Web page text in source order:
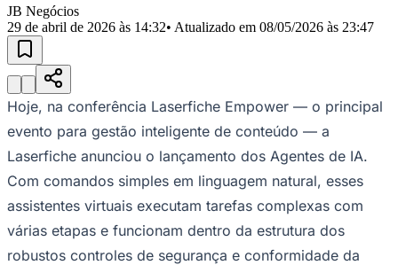
JubranBelval
VistaCalifórniaCarapicuíbaCentroChácaras MarcoCidades da
Região
Militar
Califórnia Jardim dos Altos
Esperança Jardim Graziela
JulioJardim LíbanoJardim Maria CristinaJardim Maria HelenaJardim
Mutinga
Jardim Reginalice
Jardim São
LuísJardim São PedroJardim São SilvestreJardim SilveiraJardim
TupãJardim TupanciMutingaNova AldeinhaOsascoParque dos
Parque Santa Luzia Parque Viana
do Bom JesusRecanto PhrynéaSantana de
ParnaíbaSilveiraTamboréVale do SolVila BarrosVila Boa VistaVila
do CondeVila Engenho NovoVila MárciaVila Nossa Sra. da
Escada Vila PortoVotupoca
Para Sua Empresa
JB Negócios
29 de abril de 2026 às 14:32• Atualizado em 08/05/2026 às 23:47
Hoje, na conferência Laserfiche Empower — o principal
evento para gestão inteligente de conteúdo — a
Laserfiche anunciou o lançamento dos Agentes de IA.
Com comandos simples em linguagem natural, esses
assistentes virtuais executam tarefas complexas com
várias etapas e funcionam dentro da estrutura dos
robustos controles de segurança e conformidade da